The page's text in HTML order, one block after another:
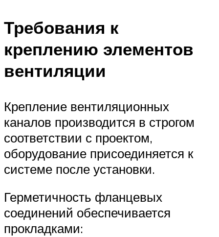
Требования к
креплению элементов
вентиляции
Крепление вентиляционных
каналов производится в строгом
соответствии с проектом,
оборудование присоединяется к
системе после установки.
Герметичность фланцевых
соединений обеспечивается
прокладками: